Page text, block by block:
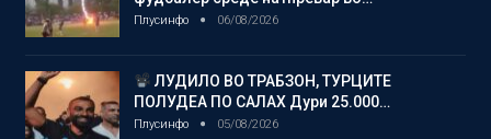
Плусинфо 06/08/2026
ЛУДИЛО ВО ТРАБЗОН, ТУРЦИТЕ
ПОЛУДЕА ПО САЛАХ Дури 25.000…
Плусинфо 05/08/2026